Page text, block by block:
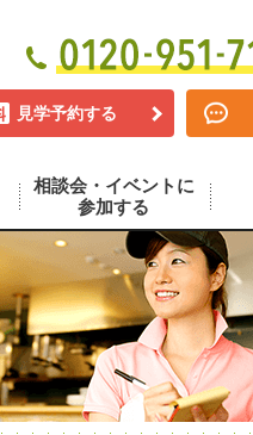
見学予約する
相談会・イベントに
参加する